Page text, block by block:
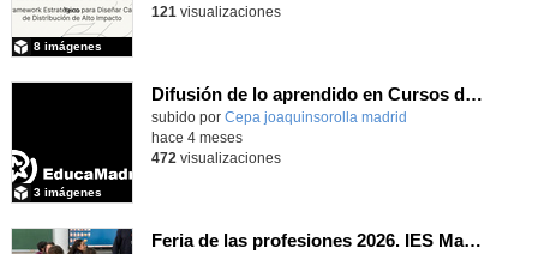
8 imágenes
121 visualizaciones
Difusión de lo aprendido en Cursos de Formación Erasmus+ 2025
subido por Cepa joaquinsorolla madrid
3 imágenes
hace 4 meses
472 visualizaciones
Feria de las profesiones 2026. IES María de Molina